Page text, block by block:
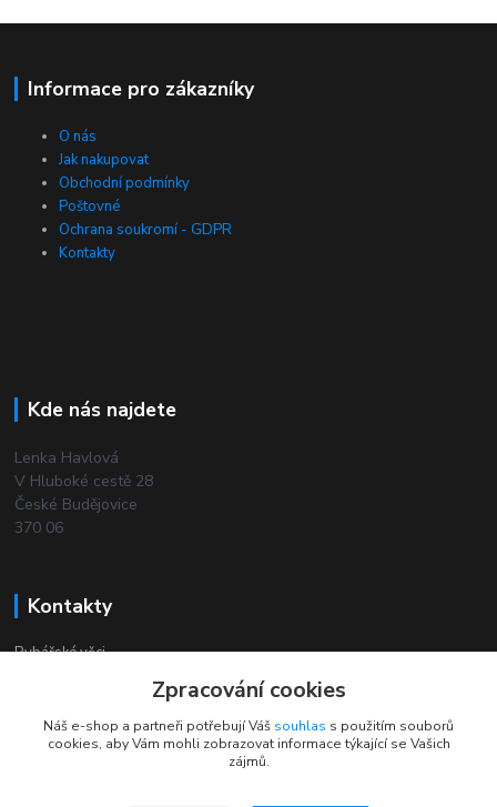
Informace pro zákazníky
O nás
Jak nakupovat
Obchodní podmínky
Poštovné
Ochrana soukromí - GDPR
Kontakty
Kde nás najdete
Lenka Havlová
V Hluboké cestě 28
České Budějovice
370 06
Kontakty
Rybářské věci
+420 732 380 844
(Po-Pá, 8-18 hod.)
Zpracování cookies
Náš e-shop a partneři potřebují Váš souhlas s použitím souborů
cookies, aby Vám mohli zobrazovat informace týkající se Vašich
zájmů.